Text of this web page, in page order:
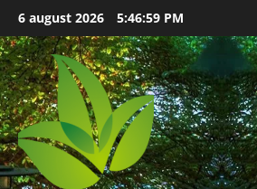
Skip
to
content
6 august 2026 5:47:02 PM